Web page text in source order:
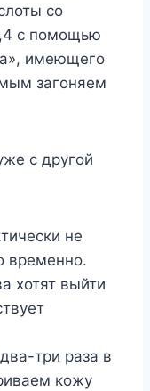
со
с помощью
имеющего
загоняем
с другой
не
временно.
хотят выйти
три раза в
кожу